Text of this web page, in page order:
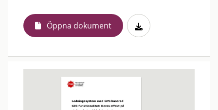
Öppna dokument